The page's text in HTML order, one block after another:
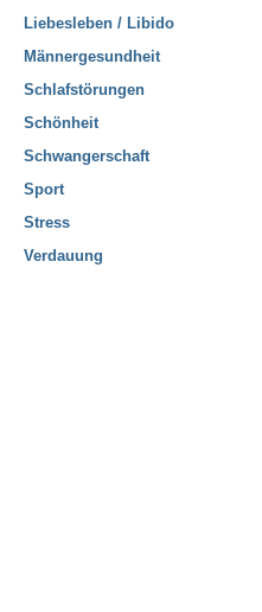
Liebesleben / Libido
Männergesundheit
Schlafstörungen
Schönheit
Schwangerschaft
Sport
Stress
Verdauung